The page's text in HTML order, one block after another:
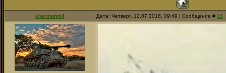
shermanm4 Дата: Четверг, 12.07.2018, 09:49 | Сообщение # 26